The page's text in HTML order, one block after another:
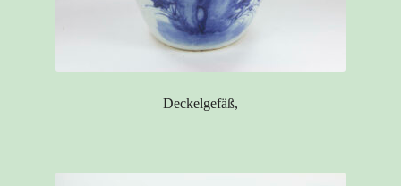
Deckelgefäß,